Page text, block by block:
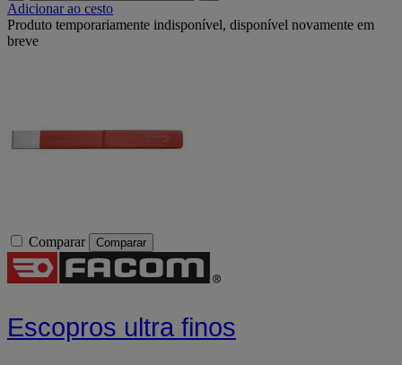
Adicionar ao cesto
Produto temporariamente indisponível, disponível novamente em
breve
Comparar Comparar
Escopros ultra finos